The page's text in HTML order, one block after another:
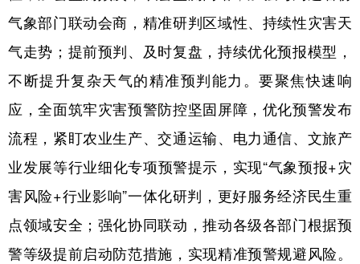
气象部门联动会商，精准研判区域性、持续性灾害天
气走势；提前预判、及时复盘，持续优化预报模型，
不断提升复杂天气的精准预判能力。要聚焦快速响
应，全面筑牢灾害预警防控坚固屏障，优化预警发布
流程，紧盯农业生产、交通运输、电力通信、文旅产
业发展等行业细化专项预警提示，实现“气象预报+灾
害风险+行业影响”一体化研判，更好服务经济民生重
点领域安全；强化协同联动，推动各级各部门根据预
警等级提前启动防范措施，实现精准预警规避风险。